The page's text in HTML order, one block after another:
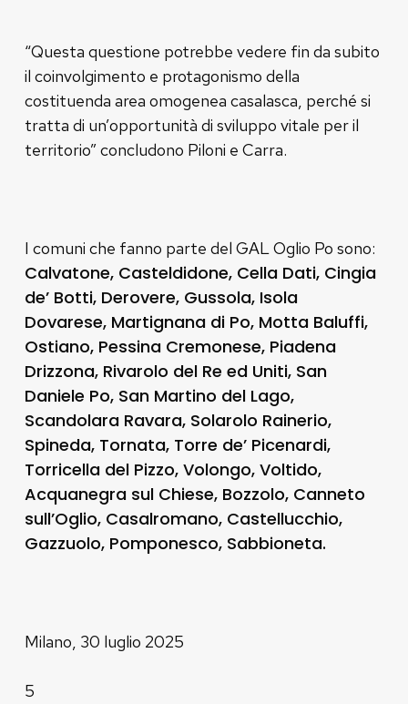
“Questa questione potrebbe vedere fin da subito
il coinvolgimento e protagonismo della
costituenda area omogenea casalasca, perché si
tratta di un’opportunità di sviluppo vitale per il
territorio” concludono Piloni e Carra.
I comuni che fanno parte del GAL Oglio Po sono:
Calvatone, Casteldidone, Cella Dati, Cingia
de’ Botti, Derovere, Gussola, Isola
Dovarese, Martignana di Po, Motta Baluffi,
Ostiano, Pessina Cremonese, Piadena
Drizzona, Rivarolo del Re ed Uniti, San
Daniele Po, San Martino del Lago,
Scandolara Ravara, Solarolo Rainerio,
Spineda, Tornata, Torre de’ Picenardi,
Torricella del Pizzo, Volongo, Voltido,
Acquanegra sul Chiese, Bozzolo, Canneto
sull’Oglio, Casalromano, Castellucchio,
Gazzuolo, Pomponesco, Sabbioneta.
Milano, 30 luglio 2025
5